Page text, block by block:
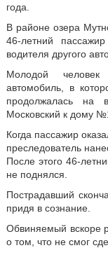
года.
В районе озера
46-летний
водителя другого
Молодой
автомобиль, в
продолжалась на
Московский к дому
Когда пассажир
преследователь
После этого 46-
не поднялся.
Пострадавший
придя в сознание.
Обвиняемый вскоре
о том, что не смог